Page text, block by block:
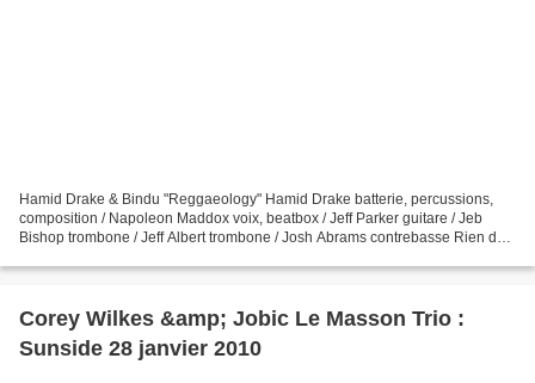
Hamid Drake & Bindu "Reggaeology" Hamid Drake batterie, percussions,
composition / Napoleon Maddox voix, beatbox / Jeff Parker guitare / Jeb
Bishop trombone / Jeff Albert trombone / Josh Abrams contrebasse Rien de
Corey Wilkes &amp; Jobic Le Masson Trio :
Sunside 28 janvier 2010